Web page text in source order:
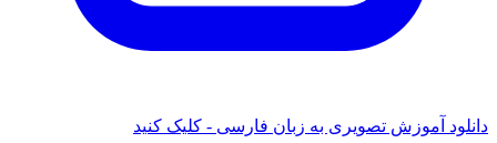
آموزش تصویری به زبان فارسی - کلیک کنید